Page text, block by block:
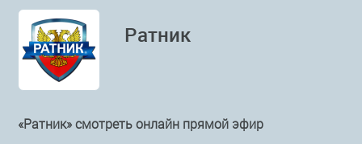
Ратник
«Ратник» смотреть онлайн прямой эфир